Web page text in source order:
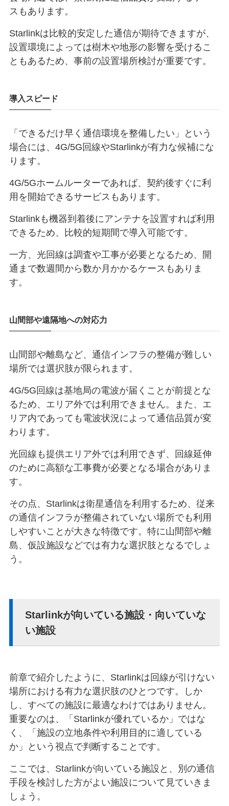
スもあります。
Starlinkは比較的安定した通信が期待できますが、
設置環境によっては樹木や地形の影響を受けるこ
ともあるため、事前の設置場所検討が重要です。
導入スピード
「できるだけ早く通信環境を整備したい」という
場合には、4G/5G回線やStarlinkが有力な候補にな
ります。
4G/5Gホームルーターであれば、契約後すぐに利
用を開始できるサービスもあります。
Starlinkも機器到着後にアンテナを設置すれば利用
できるため、比較的短期間で導入可能です。
一方、光回線は調査や工事が必要となるため、開
通まで数週間から数か月かかるケースもありま
す。
山間部や遠隔地への対応力
山間部や離島など、通信インフラの整備が難しい
場所では選択肢が限られます。
4G/5G回線は基地局の電波が届くことが前提とな
るため、エリア外では利用できません。また、エ
リア内であっても電波状況によって通信品質が変
わります。
光回線も提供エリア外では利用できず、回線延伸
のために高額な工事費が必要となる場合がありま
す。
その点、Starlinkは衛星通信を利用するため、従来
の通信インフラが整備されていない場所でも利用
しやすいことが大きな特徴です。特に山間部や離
島、仮設施設などでは有力な選択肢となるでしょ
う。
Starlinkが向いている施設・向いていな
い施設
前章で紹介したように、Starlinkは回線が引けない
場所における有力な選択肢のひとつです。しか
し、すべての施設に最適なわけではありません。
重要なのは、「Starlinkが優れているか」ではな
く、「施設の立地条件や利用目的に適している
か」という視点で判断することです。
ここでは、Starlinkが向いている施設と、別の通信
手段を検討した方がよい施設について見ていきま
しょう。